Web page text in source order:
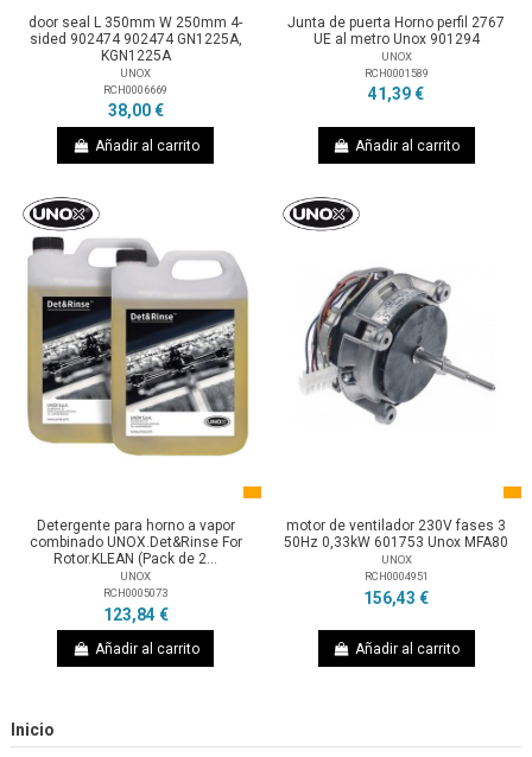
door seal L 350mm W 250mm 4-
sided 902474 902474 GN1225A,
KGN1225A
UNOX
RCH0006669
38,00 €
Añadir al carrito
Junta de puerta Horno perfil 2767
UE al metro Unox 901294
UNOX
RCH0001589
41,39 €
Añadir al carrito
Detergente para horno a vapor
combinado UNOX.Det&Rinse For
Rotor.KLEAN (Pack de 2...
UNOX
RCH0005073
123,84 €
Añadir al carrito
motor de ventilador 230V fases 3
50Hz 0,33kW 601753 Unox MFA80
UNOX
RCH0004951
156,43 €
Añadir al carrito
Inicio